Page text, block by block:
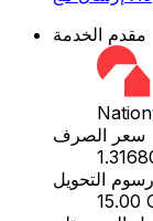
مقدم الخدمة
سعر الصرف
رسوم التحويل
15.00